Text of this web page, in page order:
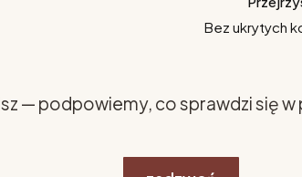
Bez ukrytych
— podpowiemy, co sprawdzi się